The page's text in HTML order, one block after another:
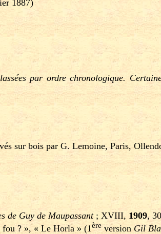
1887)
par ordre chronologique.
sur bois par G. Lemoine, Paris,
de Guy de Maupassant; XVIII, 1909,
? », « Le Horla » (1èreversion Gil